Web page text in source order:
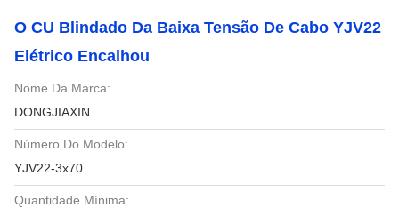
O CU Blindado Da Baixa Tensão De Cabo YJV22
Elétrico Encalhou
Nome Da Marca:
DONGJIAXIN
Número Do Modelo:
YJV22-3x70
Quantidade Mínima: